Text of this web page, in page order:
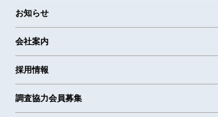
お知らせ
会社案内
採用情報
調査協力会員募集